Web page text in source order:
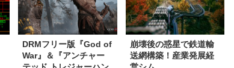
DRMフリー版『God of
War』＆『アンチャー
崩壊後の惑星で鉄道輸
送網構築！産業発展経